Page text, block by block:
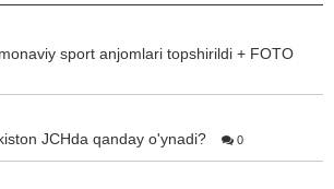
sport anjomlari topshirildi + FOTO
JCHda qanday o'ynadi? 0